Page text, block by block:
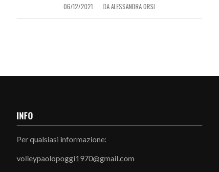
06/12/2021
/ DAALESSANDRA ORSI
INFO
Per qualsiasi informazione:
volleypaolopoggi1970@gmail.com